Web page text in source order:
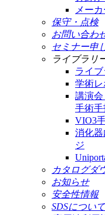
メー
保守・点検
お問い合わ
セミナー申
ライブラリ
ライ
学術レ
講演会
手術
VIO3
消化
ジ
カタログダ
お知らせ
安全性情報
SDSについて